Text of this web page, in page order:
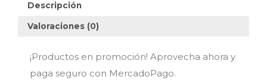
Descripción
Valoraciones (0)
¡Productos en promoción! Aprovecha ahora y
paga seguro con MercadoPago.